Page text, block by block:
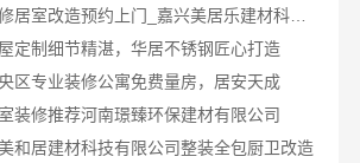
新房装修居室改造预约上门_嘉兴美居乐建材科技有限公司
定制细节精湛，华居不锈钢匠心打造
区专业装修公寓免费量房，居安天成
装修推荐河南璟臻环保建材有限公司
和居建材科技有限公司整装全包厨卫改造